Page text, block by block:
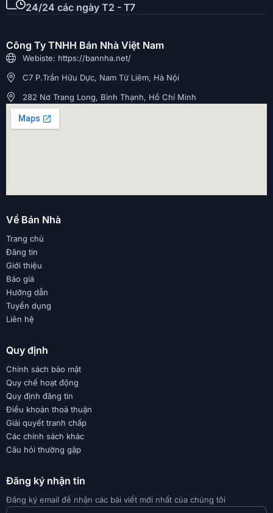
24/24 các ngày T2 - T7
Công Ty TNHH Bán Nhà Việt Nam
Webiste: https://bannha.net/
C7 P.Trần Hữu Dực, Nam Từ Liêm, Hà Nội
282 Nơ Trang Long, Bình Thạnh, Hồ Chí Minh
Về Bán Nhà
Trang chủ
Đăng tin
Giới thiệu
Báo giá
Hướng dẫn
Tuyển dụng
Liên hệ
Quy định
Chính sách bảo mật
Quy chế hoạt động
Quy định đăng tin
Điều khoản thoả thuận
Giải quyết tranh chấp
Các chính sách khác
Câu hỏi thường gặp
Đăng ký nhận tin
Đăng ký email để nhận các bài viết mới nhất của chúng tôi